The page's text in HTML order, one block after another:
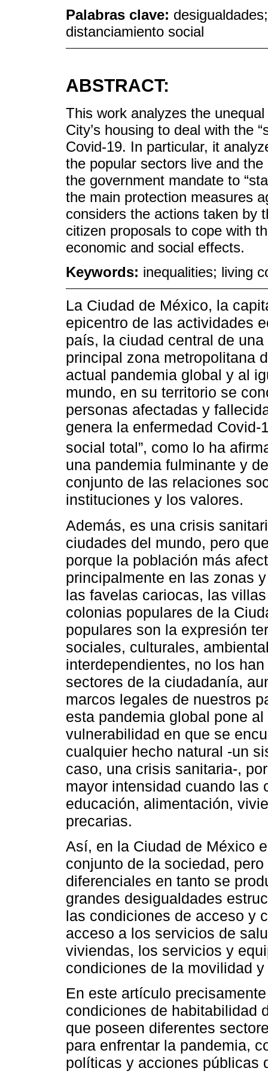
Palabras clave:
distanciamiento social
ABSTRACT:
This work analyzes the
City’s housing to deal with the
Covid-19. In particular, it
the popular sectors live and
the government mandate to
the main protection measures
considers the actions taken by
citizen proposals to cope with
economic and social effects.
Keywords: inequalities; living
La Ciudad de México, la
epicentro de las actividades
país, la ciudad central de
principal zona metropolitana
actual pandemia global y al
mundo, en su territorio se
personas afectadas y
genera la enfermedad
social total”, como lo ha
una pandemia fulminante y
conjunto de las relaciones
instituciones y los valores.
Además, es una crisis
ciudades del mundo, pero
porque la población más
principalmente en las zonas
las favelas cariocas, las
colonias populares de la
populares son la expresión
sociales, culturales,
interdependientes, no los
sectores de la ciudadanía,
marcos legales de nuestros
esta pandemia global pone
vulnerabilidad en que se
cualquier hecho natural -un
caso, una crisis sanitaria-,
mayor intensidad cuando las
educación, alimentación,
precarias.
Así, en la Ciudad de México
conjunto de la sociedad,
diferenciales en tanto se
grandes desigualdades
las condiciones de acceso y
acceso a los servicios de
viviendas, los servicios y
condiciones de la movilidad
En este artículo
condiciones de habitabilidad
que poseen diferentes
para enfrentar la pandemia,
políticas y acciones públicas